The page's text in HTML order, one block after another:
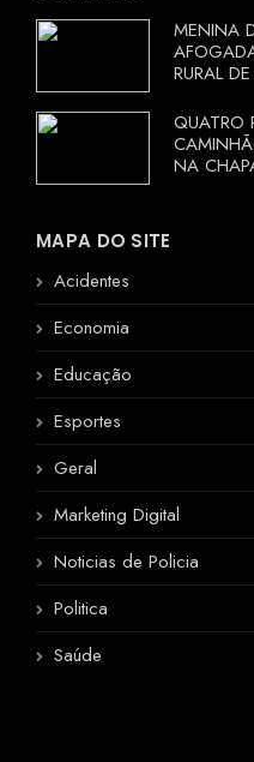
MENINA
RURAL
QUATRO
NA
MAPA DO SITE
Acidentes
Economia
Educação
Esportes
Geral
Marketing Digital
Noticias de Policia
Politica
Saúde